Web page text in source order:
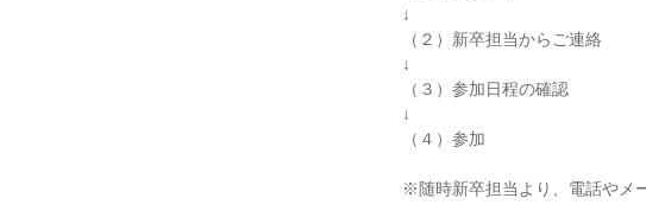
↓
（２）新卒担当からご連絡
↓
（３）参加日程の確認
↓
（４）参加
※随時新卒担当より、電話やメ